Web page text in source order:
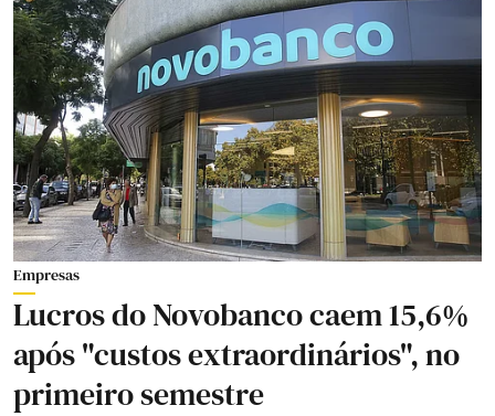
Empresas
Lucros do Novobanco caem 15,6%
após "custos extraordinários", no
primeiro semestre